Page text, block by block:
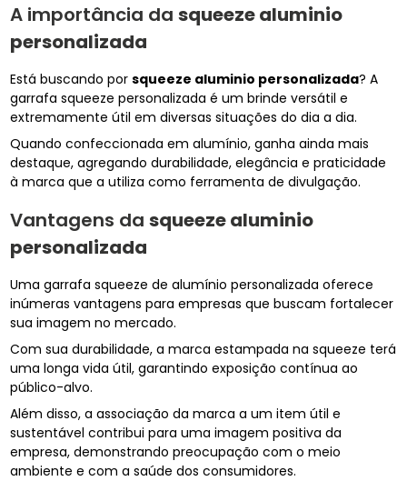
A importância dasqueeze aluminio
personalizada
Está buscando porsqueeze aluminio personalizada? A
garrafa squeeze personalizada é um brinde versátil e
extremamente útil em diversas situações do dia a dia.
Quando confeccionada em alumínio, ganha ainda mais
destaque, agregando durabilidade, elegância e praticidade
à marca que a utiliza como ferramenta de divulgação.
Vantagens dasqueeze aluminio
personalizada
Uma garrafa squeeze de alumínio personalizada oferece
inúmeras vantagens para empresas que buscam fortalecer
sua imagem no mercado.
Com sua durabilidade, a marca estampada na squeeze terá
uma longa vida útil, garantindo exposição contínua ao
público-alvo.
Além disso, a associação da marca a um item útil e
sustentável contribui para uma imagem positiva da
empresa, demonstrando preocupação com o meio
ambiente e com a saúde dos consumidores.